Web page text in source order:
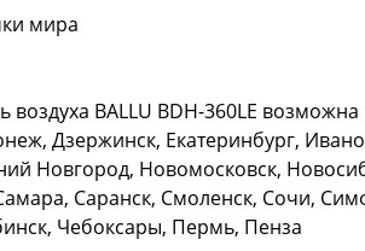
мира
BALLU BDH-360LE
Дзержинск, Екатеринбург,
Новгород, Новомосковск,
Саранск, Смоленск, Сочи,
Чебоксары, Пермь, Пенза